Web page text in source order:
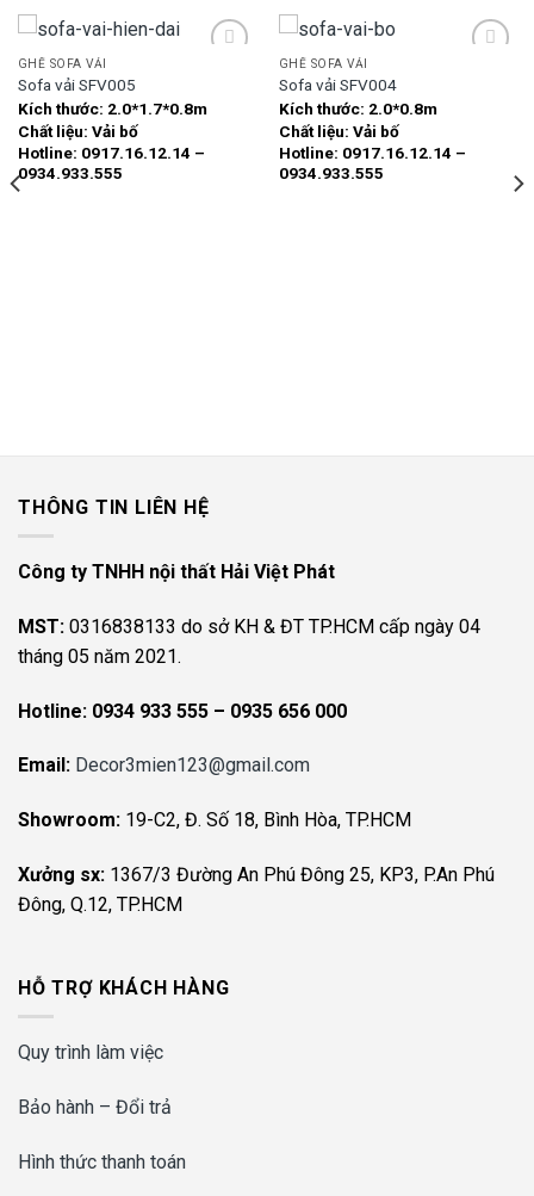
Add to
GHẾ SOFA VẢI
Sofa vải SFV005
Kích thước: 2.0*1.7*0.8m
Chất liệu: Vải bố
Hotline: 0917.16.12.14 –
0934.933.555
GHẾ SOFA VẢI
Sofa vải SFV004
Kích thước: 2.0*0.8m
Chất liệu: Vải bố
Hotline: 0917.16.12.14 –
0934.933.555
THÔNG TIN LIÊN HỆ
Công ty TNHH nội thất Hải Việt Phát
MST: 0316838133 do sở KH & ĐT TP.HCM cấp ngày 04
tháng 05 năm 2021.
Hotline: 0934 933 555 – 0935 656 000
Email: Decor3mien123@gmail.com
Showroom: 19-C2, Đ. Số 18, Bình Hòa, TP.HCM
Xưởng sx: 1367/3 Đường An Phú Đông 25, KP3, P.An Phú
Đông, Q.12, TP.HCM
HỖ TRỢ KHÁCH HÀNG
Quy trình làm việc
Bảo hành – Đổi trả
Hình thức thanh toán